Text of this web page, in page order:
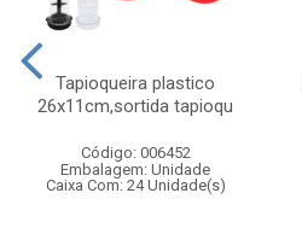
Tapioqueira plastico
26x11cm,sortida tapioqu
Código: 006452
Embalagem: Unidade
Caixa Com: 24 Unidade(s)